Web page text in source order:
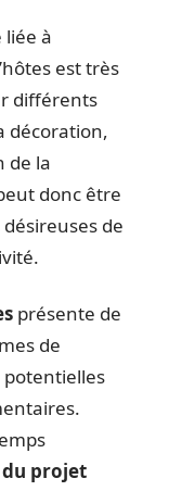
liée à
est très
différents
décoration,
de la
donc être
de
présente de
de
potentielles
projet